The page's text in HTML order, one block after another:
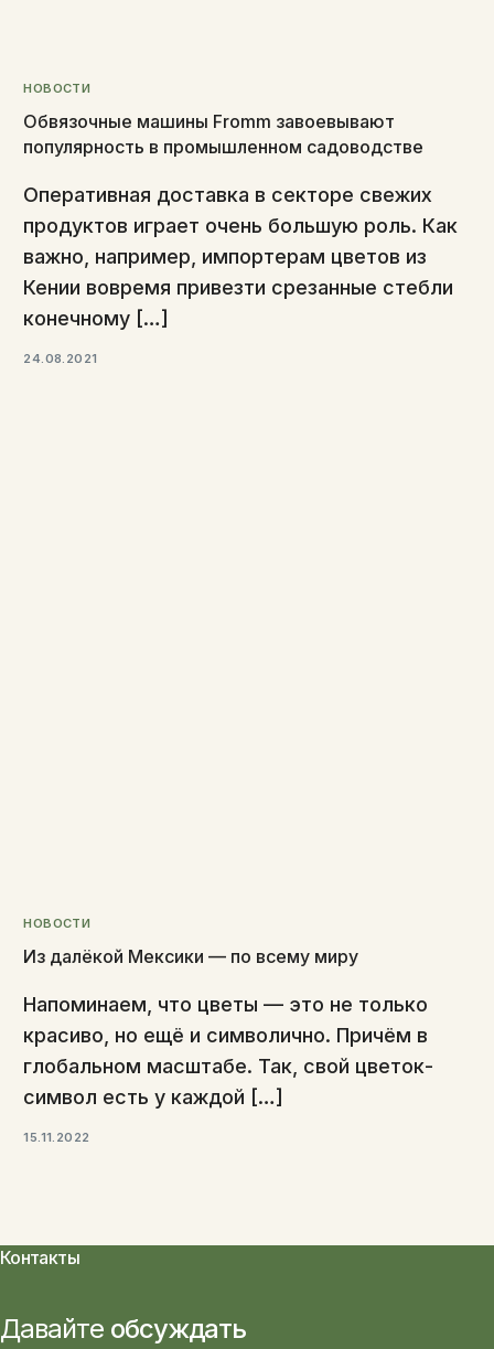
НОВОСТИ
Обвязочные машины Fromm завоевывают
популярность в промышленном садоводстве
Оперативная доставка в секторе свежих
продуктов играет очень большую роль. Как
важно, например, импортерам цветов из
Кении вовремя привезти срезанные стебли
конечному […]
24.08.2021
НОВОСТИ
Из далёкой Мексики — по всему миру
Напоминаем, что цветы — это не только
красиво, но ещё и символично. Причём в
глобальном масштабе. Так, свой цветок-
символ есть у каждой […]
15.11.2022
Контакты
Давайте обсуждать